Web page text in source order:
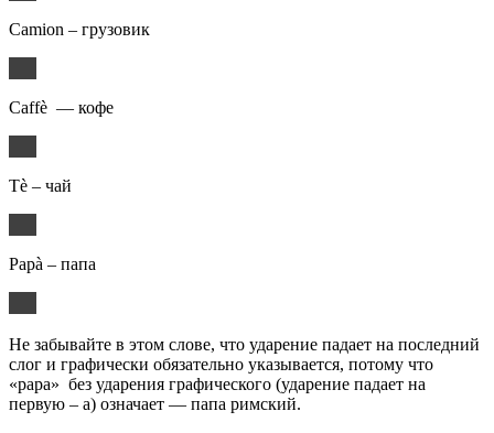
Camion – грузовик
Caffè — кофе
Tè – чай
Papà – папа
Не забывайте в этом слове, что ударение падает на последний
слог и графически обязательно указывается, потому что
«papa» без ударения графического (ударение падает на
первую – a) означает — папа римский.